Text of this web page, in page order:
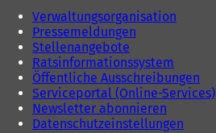
T
a
)
Verwaltungsorganisation
Pressemeldungen
Stellenangebote
Ratsinformationssystem
Öffentliche Ausschreibungen
Serviceportal (Online-Services)
Newsletter abonnieren
Datenschutzeinstellungen